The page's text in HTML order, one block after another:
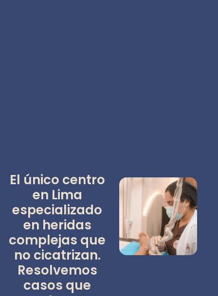
El único centro
en Lima
especializado
en heridas
complejas que
no cicatrizan.
Resolvemos
casos que